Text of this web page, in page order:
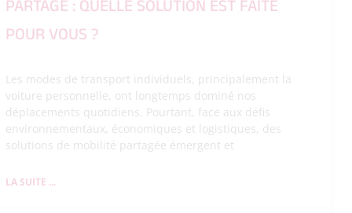
PARTAGE : QUELLE SOLUTION EST FAITE
POUR VOUS ?
Les modes de transport individuels, principalement la
voiture personnelle, ont longtemps dominé nos
déplacements quotidiens. Pourtant, face aux défis
environnementaux, économiques et logistiques, des
solutions de mobilité partagée émergent et
LA SUITE ...